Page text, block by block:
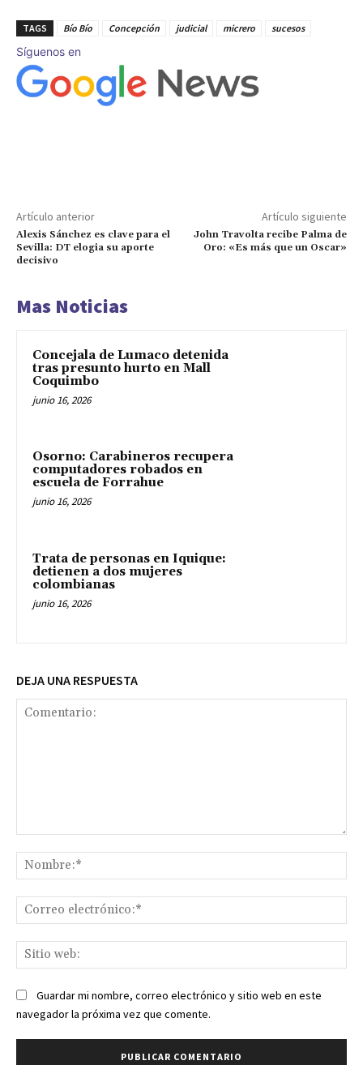
TAGS Bío Bío Concepción judicial micrero sucesos
Síguenos en
Artículo anterior
Alexis Sánchez es clave para el
Sevilla: DT elogia su aporte
decisivo
Artículo siguiente
John Travolta recibe Palma de
Oro: «Es más que un Oscar»
Mas Noticias
Concejala de Lumaco detenida
tras presunto hurto en Mall
Coquimbo
junio 16, 2026
Osorno: Carabineros recupera
computadores robados en
escuela de Forrahue
junio 16, 2026
Trata de personas en Iquique:
detienen a dos mujeres
colombianas
junio 16, 2026
DEJA UNA RESPUESTA
Guardar mi nombre, correo electrónico y sitio web en este
navegador la próxima vez que comente.